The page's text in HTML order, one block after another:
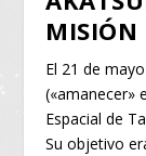
MISIÓN
El 21 de
(«amanecer»
Espacial de
Su objetivo